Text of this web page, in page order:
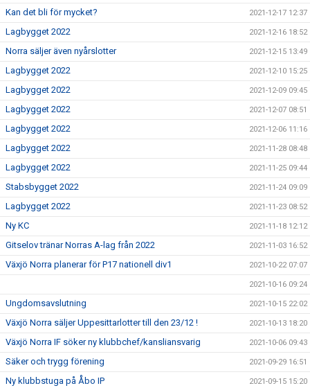
Kan det bli för mycket? 2021-12-17 12:37
Lagbygget 2022 2021-12-16 18:52
Norra säljer även nyårslotter 2021-12-15 13:49
Lagbygget 2022 2021-12-10 15:25
Lagbygget 2022 2021-12-09 09:45
Lagbygget 2022 2021-12-07 08:51
Lagbygget 2022 2021-12-06 11:16
Lagbygget 2022 2021-11-28 08:48
Lagbygget 2022 2021-11-25 09:44
Stabsbygget 2022 2021-11-24 09:09
Lagbygget 2022 2021-11-23 08:52
Ny KC 2021-11-18 12:12
Gitselov tränar Norras A-lag från 2022 2021-11-03 16:52
Växjö Norra planerar för P17 nationell div1 2021-10-22 07:07
2021-10-16 09:24
Ungdomsavslutning 2021-10-15 22:02
Växjö Norra säljer Uppesittarlotter till den 23/12 ! 2021-10-13 18:20
Växjö Norra IF söker ny klubbchef/kansliansvarig 2021-10-06 09:43
Säker och trygg förening 2021-09-29 16:51
Ny klubbstuga på Åbo IP 2021-09-15 15:20